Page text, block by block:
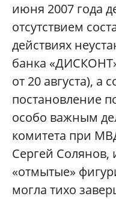
июня 2007 года
отсутствием
действиях
банка
от 20 августа), а
постановление
особо важным
комитета при
Сергей Солянов,
«отмытые»
могла тихо